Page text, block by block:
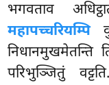
भगवताव
महापच्चरियम्पि
निधानमुखमेतन्ति
परिभुञ्जितुं